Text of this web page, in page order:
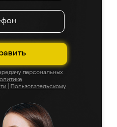
персональных
Пользовательскому